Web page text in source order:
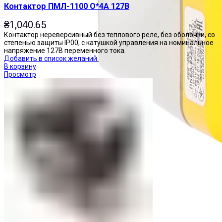
Контактор ПМЛ-1100 О*4А 127В
₴1,040.65
Контактор нереверсивный без теплового реле, без оболочки, со
степенью защиты IP00, с катушкой управления на номинальное
напряжение 127В переменного тока.
Добавить в список желаний
В корзину
Просмотр